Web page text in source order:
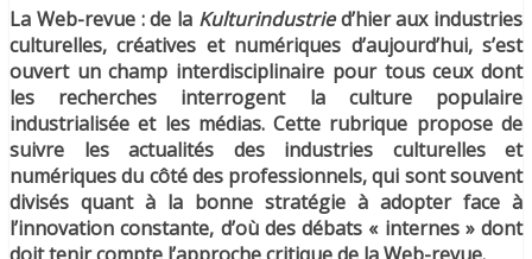
La Web-revue : de la Kulturindustried’hier aux industries
culturelles, créatives et numériques d’aujourd’hui, s’est
ouvert un champ interdisciplinaire pour tous ceux dont
les recherches interrogent la culture populaire
industrialisée et les médias. Cette rubrique propose de
suivre les actualités des industries culturelles et
numériques du côté des professionnels, qui sont souvent
divisés quant à la bonne stratégie à adopter face à
l’innovation constante, d’où des débats « internes » dont